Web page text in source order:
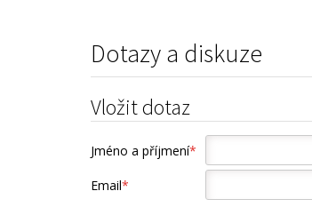
Dotazy a diskuze
Vložit dotaz
Jméno a příjmení*
Email*